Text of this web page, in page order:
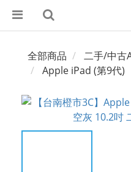
全部商品
二手/中古
Apple iPad (第9代)